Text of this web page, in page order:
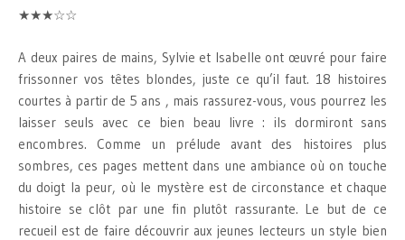
★★★☆☆
A deux paires de mains, Sylvie et Isabelle ont œuvré pour faire
frissonner vos têtes blondes, juste ce qu’il faut. 18 histoires
courtes à partir de 5 ans , mais rassurez-vous, vous pourrez les
laisser seuls avec ce bien beau livre : ils dormiront sans
encombres. Comme un prélude avant des histoires plus
sombres, ces pages mettent dans une ambiance où on touche
du doigt la peur, où le mystère est de circonstance et chaque
histoire se clôt par une fin plutôt rassurante. Le but de ce
recueil est de faire découvrir aux jeunes lecteurs un style bien